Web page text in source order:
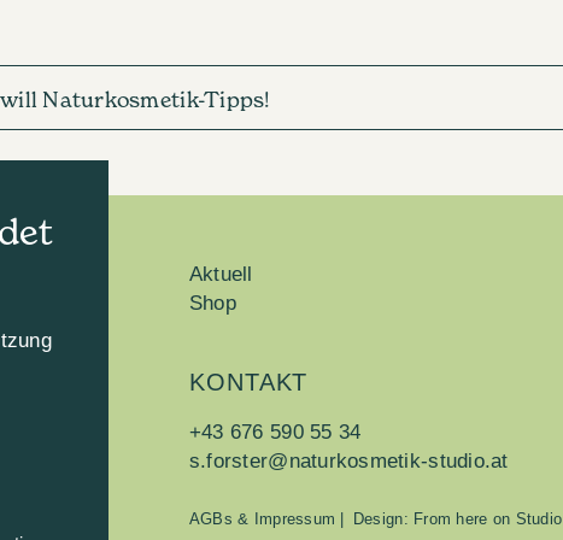
will Naturkosmetik-Tipps!
Aktuell
Shop
KONTAKT
+43 676 590 55 34
s.forster@naturkosmetik-studio.at
AGBs & Impressum | Design: From here on Studio